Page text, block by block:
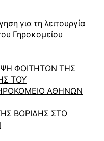
για τη λειτουργία
Γηροκομείου
ΦΟΙΤΗΤΩΝ ΤΗΣ
ΤΟΥ
ΑΘΗΝΩΝ
ΒΟΡΙΔΗΣ ΣΤΟ